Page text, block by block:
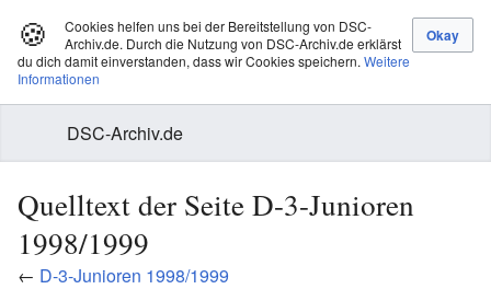
🍪
Cookies helfen uns bei der Bereitstellung von DSC-
Archiv.de. Durch die Nutzung von DSC-Archiv.de erklärst
du dich damit einverstanden, dass wir Cookies speichern. Weitere
Informationen
DSC-Archiv.de
Quelltext der Seite D-3-Junioren
1998/1999
← D-3-Junioren 1998/1999